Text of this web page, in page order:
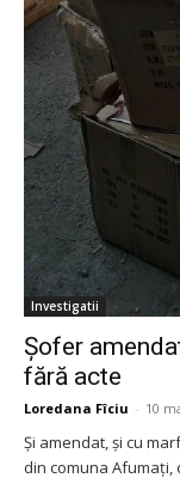
Investigatii
Șofer
fără acte
Loredana Fîciu - 10
Și amendat, și cu
din comuna